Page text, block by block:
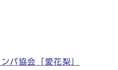
バ協会「愛花梨」